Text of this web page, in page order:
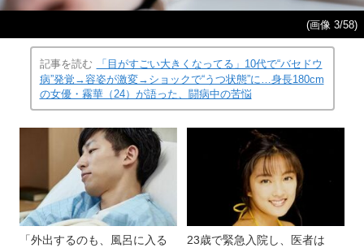
(画像 3/58)
記事を読む
「目がすごい大きくなってる」10代で“バセドウ
病”発覚→容姿が激変→ショックで“うつ状態”に…身長180cm
の女優・霧華（24）が語った、闘病中の苦悩
「外出するのも、風呂に入る
23歳で緊急入院し、医者は